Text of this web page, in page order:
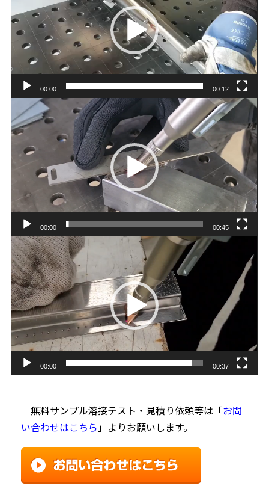
レ
ー
ー
00:00 00:12
画
プ
レ
ー
00:00 00:45
動
画
プ
レ
ー
ヤ
ー
00:00 00:37
無料サンプル溶接テスト・見積り依頼等は「お問
い合わせはこちら 」よりお願いします。